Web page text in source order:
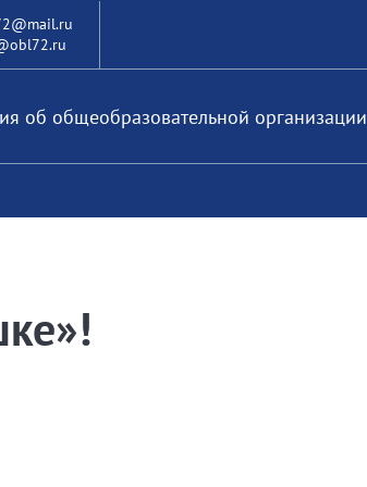
об общеобразовательной организации